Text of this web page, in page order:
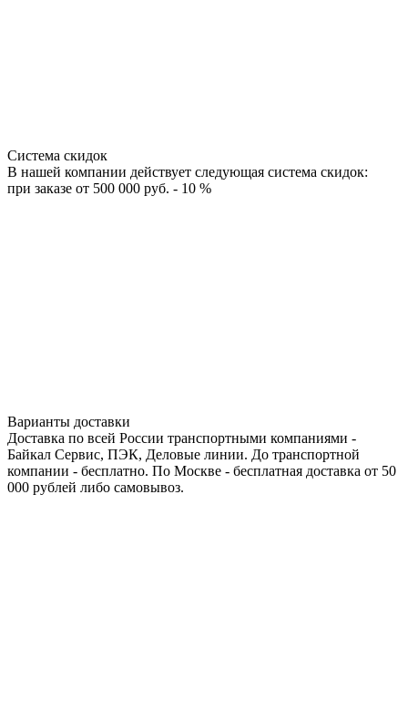
Система скидок
В нашей компании действует следующая система скидок:
при заказе от 500 000 руб. - 10 %
Варианты доставки
Доставка по всей России транспортными компаниями -
Байкал Сервис, ПЭК, Деловые линии. До транспортной
компании - бесплатно. По Москве - бесплатная доставка от 50
000 рублей либо самовывоз.